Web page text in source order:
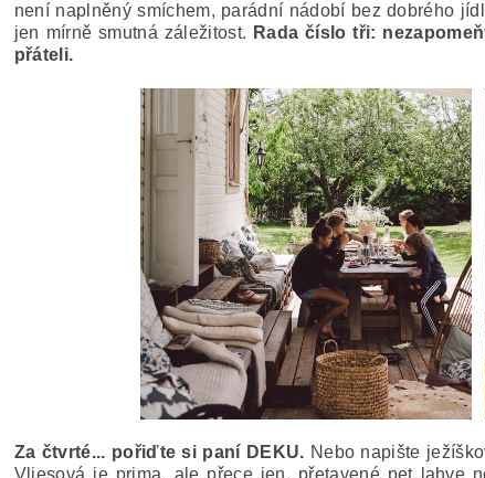
není naplněný smíchem, parádní nádobí bez dobrého
jen mírně smutná záležitost. Rada číslo tři:
přáteli.
Za čtvrté... pořiďte si paní DEKU. Nebo napište